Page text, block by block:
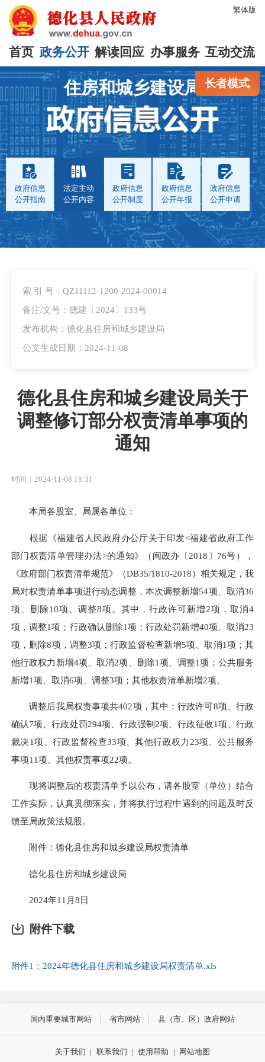
繁体版
首页 政务公开 解读回应 办事服务 互动交流
长者模式
住房和城乡建设局
政府信息
公开指南
法定主动
公开内容
政府信息
公开制度
政府信息
公开年报
政府信息
公开申请
索 引 号：QZ11112-1200-2024-00014
备注/文号：德建〔2024〕133号
发布机构：德化县住房和城乡建设局
公文生成日期：2024-11-08
德化县住房和城乡建设局关于
调整修订部分权责清单事项的
通知
时间：2024-11-08 18:31
本局各股室、局属各单位：
根据《福建省人民政府办公厅关于印发<福建省政府工作
部门权责清单管理办法>的通知》（闽政办〔2018〕76号），
《政府部门权责清单规范》（DB35/1810-2018）相关规定，我
局对权责清单事项进行动态调整，本次调整新增54项、取消36
项、删除10项、调整8项。其中，行政许可新增2项，取消4
项，调整1项；行政确认删除1项；行政处罚新增40项、取消23
项，删除8项，调整3项；行政监督检查新增5项、取消1项；其
他行政权力新增4项、取消2项、删除1项、调整1项；公共服务
新增1项、取消6项、调整3项；其他权责清单新增2项。
调整后我局权责事项共402项，其中：行政许可8项、行政
确认7项、行政处罚294项、行政强制2项、行政征收1项、行政
裁决1项、行政监督检查33项、其他行政权力23项、公共服务
事项11项、其他权责事项22项。
现将调整后的权责清单予以公布，请各股室（单位）结合
工作实际，认真贯彻落实，并将执行过程中遇到的问题及时反
馈至局政策法规股。
附件：德化县住房和城乡建设局权责清单
德化县住房和城乡建设局
2024年11月8日
附件下载
附件1：2024年德化县住房和城乡建设局权责清单.xls
国内重要城市网站 省市网站 县（市、区）政府网站
关于我们 | 联系我们 | 使用帮助 | 网站地图